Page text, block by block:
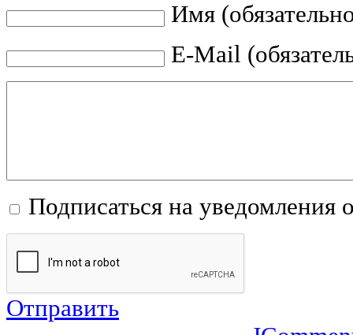
Имя
E-Mail
Подписаться на уведомления
Отправить